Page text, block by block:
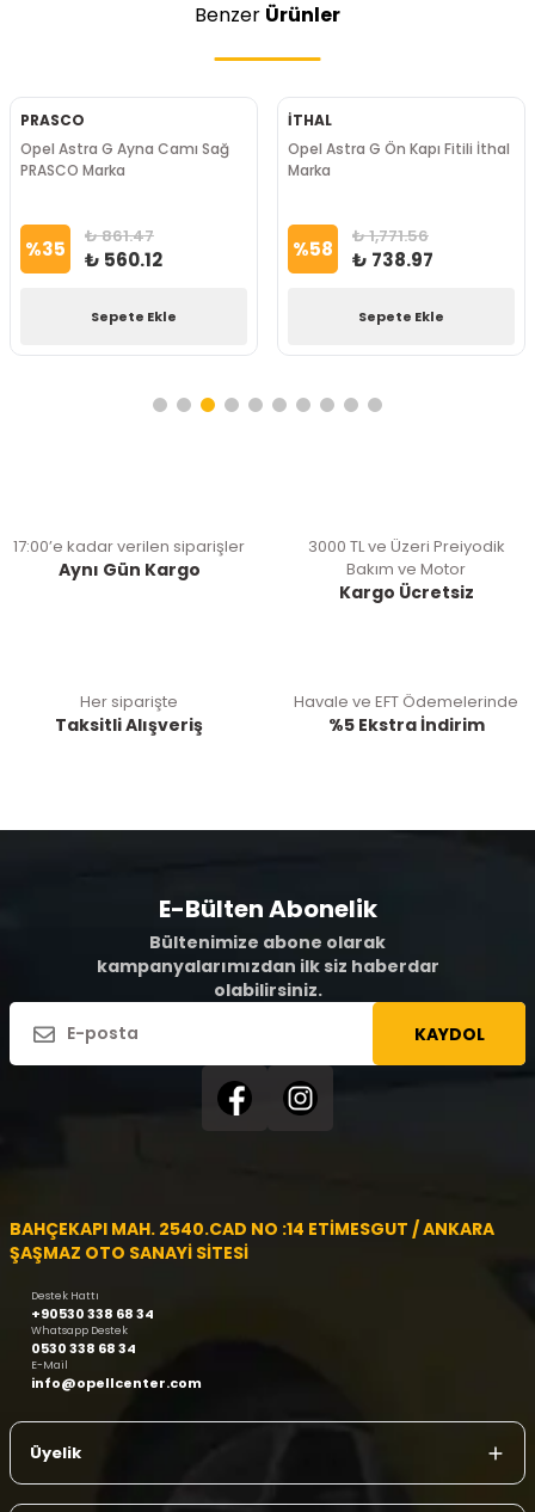
Benzer Ürünler
PRASCO
Opel Astra G Ayna Camı Sağ
PRASCO Marka
%35 ₺ 861.47
₺ 560.12
Sepete Ekle
İTHAL
Opel Astra G Ön Kapı Fitili İthal
Marka
%58 ₺ 1,771.56
₺ 738.97
Sepete Ekle
17:00’e kadar verilen siparişler
Aynı Gün Kargo
3000 TL ve Üzeri Preiyodik
Bakım ve Motor
Kargo Ücretsiz
Her siparişte
Taksitli Alışveriş
Havale ve EFT Ödemelerinde
%5 Ekstra İndirim
E-Bülten Abonelik
Bültenimize abone olarak
kampanyalarımızdan ilk siz haberdar
olabilirsiniz.
KAYDOL
BAHÇEKAPI MAH. 2540.CAD NO :14 ETİMESGUT / ANKARA
ŞAŞMAZ OTO SANAYİ SİTESİ
Destek Hattı
+90530 338 68 34
Whatsapp Destek
0530 338 68 34
E-Mail
info@opellcenter.com
Üyelik